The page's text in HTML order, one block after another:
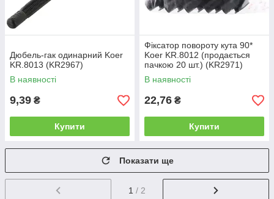
Дюбель-гак одинарний Koer
KR.8013 (KR2967)
В наявності
9,39 ₴
Купити
Фіксатор повороту кута 90*
Koer KR.8012 (продається
пачкою 20 шт.) (KR2971)
В наявності
22,76 ₴
Купити
Показати ще
1 / 2